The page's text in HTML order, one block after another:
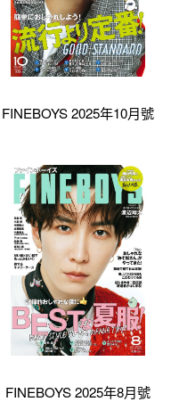
FINEBOYS 2025年10月號
FINEBOYS 2025年8月號